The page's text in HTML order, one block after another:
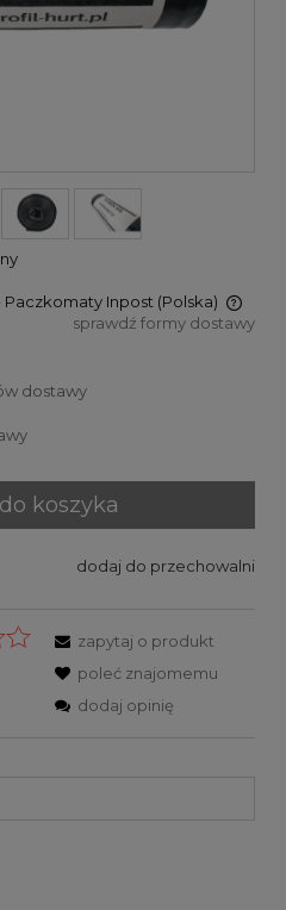
Paczkomaty Inpost (Polska)
kosztów płatności
sprawdź formy dostawy
dostawy
do koszyka
dodaj do przechowalni
zapytaj o produkt
poleć znajomemu
dodaj opinię
kosztów płatności